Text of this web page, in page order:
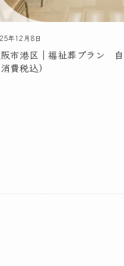
年12月8日
市港区｜福祉葬プラン
費税込）